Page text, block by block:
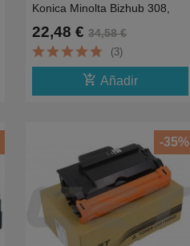
Konica Minolta Bizhub 308,
22,48 € 34,58 €
(3)
add_shopping_cart Añadir
-35%